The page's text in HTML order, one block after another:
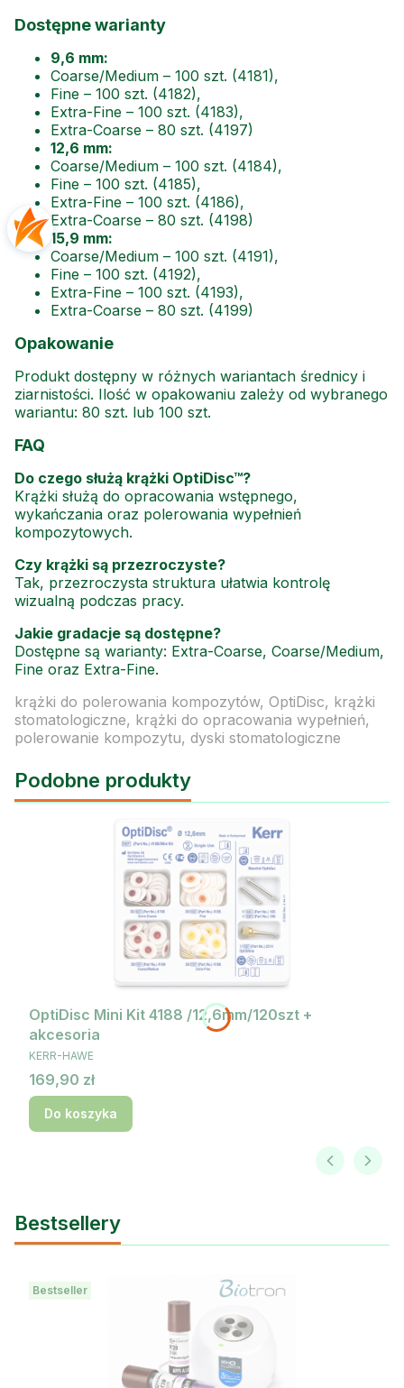
Dostępne warianty
9,6 mm:
Coarse/Medium – 100 szt. (4181),
Fine – 100 szt. (4182),
Extra-Fine – 100 szt. (4183),
Extra-Coarse – 80 szt. (4197)
12,6 mm:
Coarse/Medium – 100 szt. (4184),
Fine – 100 szt. (4185),
Extra-Fine – 100 szt. (4186),
Extra-Coarse – 80 szt. (4198)
15,9 mm:
Coarse/Medium – 100 szt. (4191),
Fine – 100 szt. (4192),
Extra-Fine – 100 szt. (4193),
Extra-Coarse – 80 szt. (4199)
Opakowanie
Produkt dostępny w różnych wariantach średnicy i
ziarnistości. Ilość w opakowaniu zależy od wybranego
wariantu: 80 szt. lub 100 szt.
FAQ
Do czego służą krążki OptiDisc™?
Krążki służą do opracowania wstępnego,
wykańczania oraz polerowania wypełnień
kompozytowych.
Czy krążki są przezroczyste?
Tak, przezroczysta struktura ułatwia kontrolę
wizualną podczas pracy.
Jakie gradacje są dostępne?
Dostępne są warianty: Extra-Coarse, Coarse/Medium,
Fine oraz Extra-Fine.
krążki do polerowania kompozytów, OptiDisc, krążki
stomatologiczne, krążki do opracowania wypełnień,
polerowanie kompozytu, dyski stomatologiczne
Podobne produkty
OptiDisc Mini Kit 4188 /12,6mm/120szt +
akcesoria
PRODUCENT
KERR-HAWE
Cena
169,90 zł
Do koszyka
Bestsellery
Bestseller